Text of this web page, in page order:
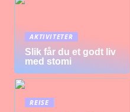
AKTIVITETER
Slik får du et godt liv
med stomi
REISE